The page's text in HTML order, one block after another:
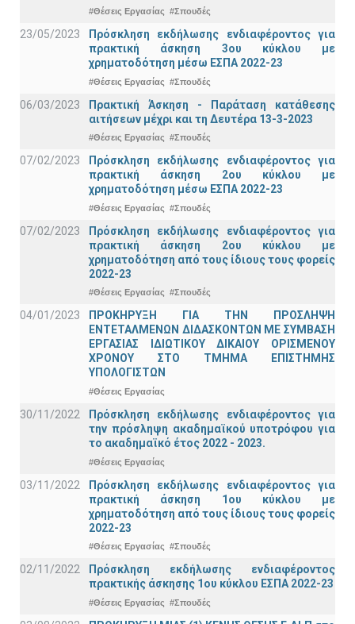
#Θέσεις Εργασίας #Σπουδές
23/05/2023
Πρόσκληση εκδήλωσης ενδιαφέροντος για
πρακτική άσκηση 3ου κύκλου με
χρηματοδότηση μέσω ΕΣΠΑ 2022-23
#Θέσεις Εργασίας #Σπουδές
06/03/2023
Πρακτική Άσκηση - Παράταση κατάθεσης
αιτήσεων μέχρι και τη Δευτέρα 13-3-2023
#Θέσεις Εργασίας #Σπουδές
07/02/2023
Πρόσκληση εκδήλωσης ενδιαφέροντος για
πρακτική άσκηση 2ου κύκλου με
χρηματοδότηση μέσω ΕΣΠΑ 2022-23
#Θέσεις Εργασίας #Σπουδές
07/02/2023
Πρόσκληση εκδήλωσης ενδιαφέροντος για
πρακτική άσκηση 2ου κύκλου με
χρηματοδότηση από τους ίδιους τους φορείς
2022-23
#Θέσεις Εργασίας #Σπουδές
04/01/2023
ΠΡΟΚΗΡΥΞΗ ΓΙΑ ΤΗΝ ΠΡΟΣΛΗΨΗ
ΕΝΤΕΤΑΛΜΕΝΩΝ ΔΙΔΑΣΚΟΝΤΩΝ ΜΕ ΣΥΜΒΑΣΗ
ΕΡΓΑΣΙΑΣ ΙΔΙΩΤΙΚΟΥ ΔΙΚΑΙΟΥ ΟΡΙΣΜΕΝΟΥ
ΧΡΟΝΟΥ ΣΤΟ ΤΜΗΜΑ ΕΠΙΣΤΗΜΗΣ
ΥΠΟΛΟΓΙΣΤΩΝ
#Θέσεις Εργασίας
30/11/2022
Πρόσκληση εκδήλωσης ενδιαφέροντος για
την πρόσληψη ακαδημαϊκoύ υποτρόφου για
το ακαδημαϊκό έτος 2022 - 2023.
#Θέσεις Εργασίας
03/11/2022
Πρόσκληση εκδήλωσης ενδιαφέροντος για
πρακτική άσκηση 1ου κύκλου με
χρηματοδότηση από τους ίδιους τους φορείς
2022-23
#Θέσεις Εργασίας #Σπουδές
02/11/2022
Πρόσκληση εκδήλωσης ενδιαφέροντος
πρακτικής άσκησης 1ου κύκλου ΕΣΠΑ 2022-23
#Θέσεις Εργασίας #Σπουδές